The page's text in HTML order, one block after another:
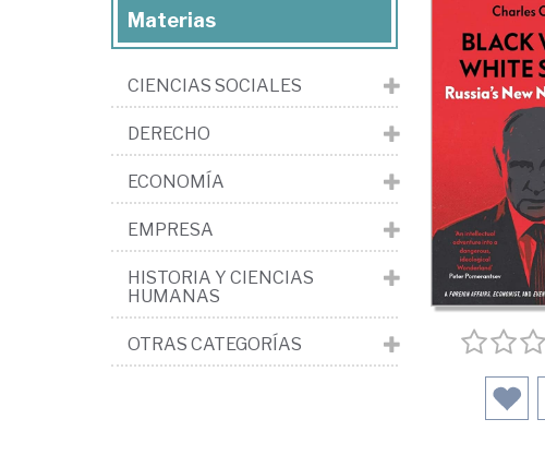
Materias
CIENCIAS SOCIALES
DERECHO
ECONOMÍA
EMPRESA
HISTORIA Y CIENCIAS
HUMANAS
OTRAS CATEGORÍAS